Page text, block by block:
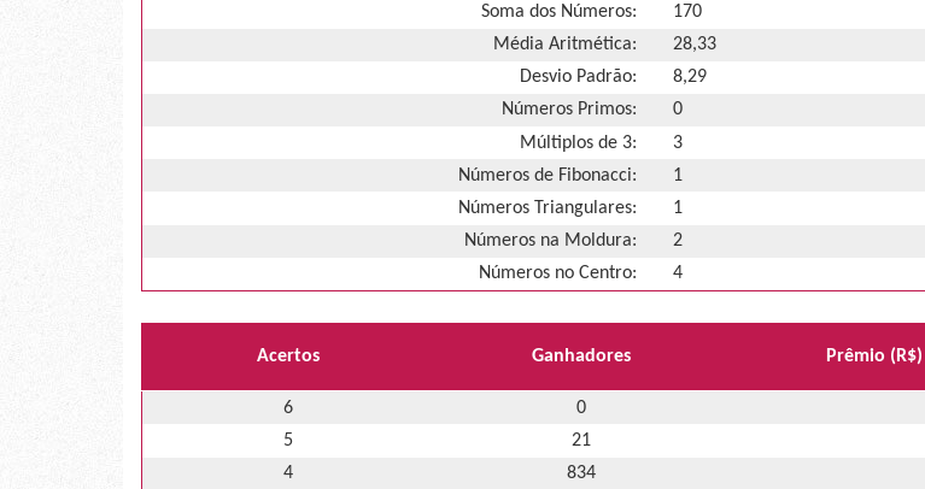
Soma dos Números:
170
Média Aritmética:
28,33
Desvio Padrão:
8,29
Números Primos:
0
Múltiplos de 3:
3
Números de Fibonacci:
1
Números Triangulares:
1
Números na Moldura:
2
Números no Centro:
4
Acertos Ganhadores Prêmio (R$)
6 0
5
21
4
834